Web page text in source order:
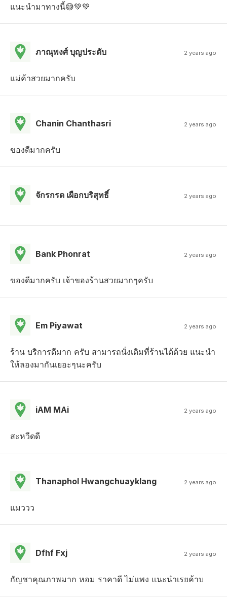
แนะนำ​มาทางนี้😅💚💚
ภาณุพงศ์ บุญประดับ 2 years ago
แม่ค้าสวยมากครับ
Chanin Chanthasri 2 years ago
ของดีมากครับ
จักรกรด เผือกบริสุทธิ์ 2 years ago
Bank Phonrat 2 years ago
ของดีมากครับ เจ้าของร้านสวยมากๆครับ
Em Piyawat 2 years ago
ร้าน บริการดีมาก ครับ สามารถนั่งเติมที่ร้านได้ด้วย แนะนำ
ให้ลองมากันเยอะๆนะครับ
iAM MAi 2 years ago
สะหวีดดี
Thanaphol Hwangchuayklang 2 years ago
แมววว
Dfhf Fxj 2 years ago
กัญชาคุณภาพมาก หอม ราคาดี ไม่แพง แนะนำเรยค้าบ